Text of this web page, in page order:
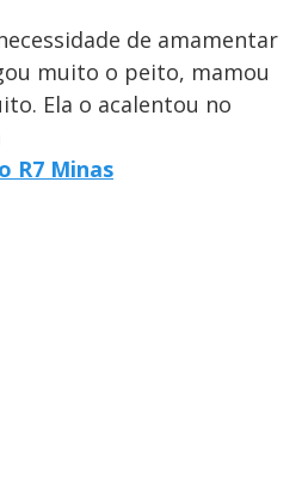
de amamentar
muito o peito, mamou
Ela o acalentou no
R7 Minas